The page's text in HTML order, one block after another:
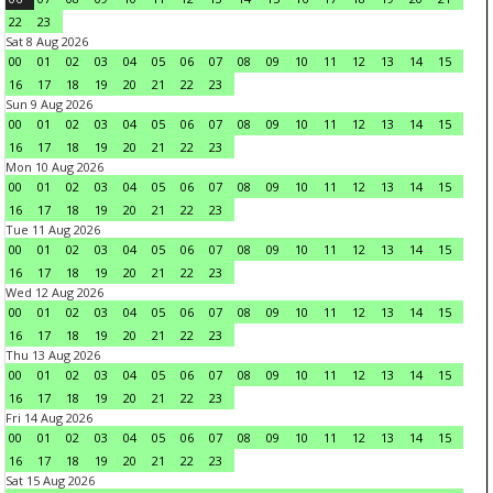
22
23
Sat 8 Aug 2026
00
01 02 03 04 05 06 07 08 09 10 11 12 13 14
15
16
17 18 19 20 21 22
23
Sun 9 Aug 2026
00
01 02 03 04 05 06 07 08 09 10 11 12 13 14
15
16
17 18 19 20 21 22
23
Mon 10 Aug 2026
00
01 02 03 04 05 06 07 08 09 10 11 12 13 14
15
16
17 18 19 20 21 22
23
Tue 11 Aug 2026
00
01 02 03 04 05 06 07 08 09 10 11 12 13 14
15
16
17 18 19 20 21 22
23
Wed 12 Aug 2026
00
01 02 03 04 05 06 07 08 09 10 11 12 13 14
15
16
17 18 19 20 21 22
23
Thu 13 Aug 2026
00
01 02 03 04 05 06 07 08 09 10 11 12 13 14
15
16
17 18 19 20 21 22
23
Fri 14 Aug 2026
00
01 02 03 04 05 06 07 08 09 10 11 12 13 14
15
16
17 18 19 20 21 22
23
Sat 15 Aug 2026